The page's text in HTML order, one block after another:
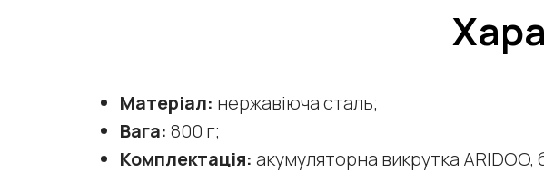
Матеріал: нержавіюча сталь;
Вага: 800 г;
Комплектація: акумуляторна викрутка ARIDOO,